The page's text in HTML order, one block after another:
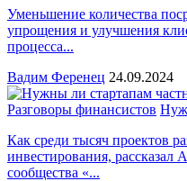
Уменьшение количества
упрощения и улучшения
процесса...
Вадим Ференец 24.09.2024
Разговоры финансистов
Как среди тысяч проектов
инвестирования, рассказал
сообщества «...